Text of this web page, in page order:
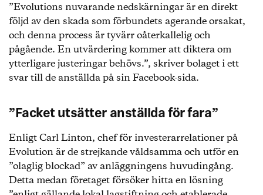
”Evolutions nuvarande nedskärningar är en direkt
följd av den skada som förbundets agerande orsakat,
och denna process är tyvärr oåterkallelig och
pågående. En utvärdering kommer att diktera om
ytterligare justeringar behövs.”, skriver bolaget i ett
svar till de anställda på sin Facebook-sida.
”Facket utsätter anställda för fara”
Enligt Carl Linton, chef för investerarrelationer på
Evolution är de strejkande våldsamma och utför en
”olaglig blockad” av anläggningens huvudingång.
Detta medan företaget försöker hitta en lösning